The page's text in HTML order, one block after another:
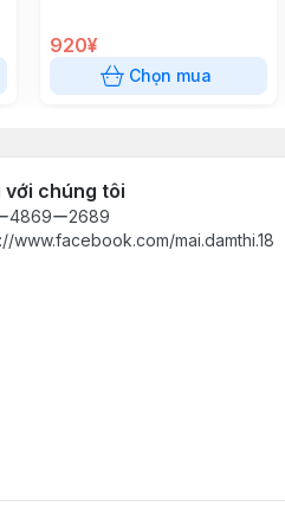
920¥
Chọn mua
với chúng tôi
4869ー2689
www.facebook.com/mai.damthi.18